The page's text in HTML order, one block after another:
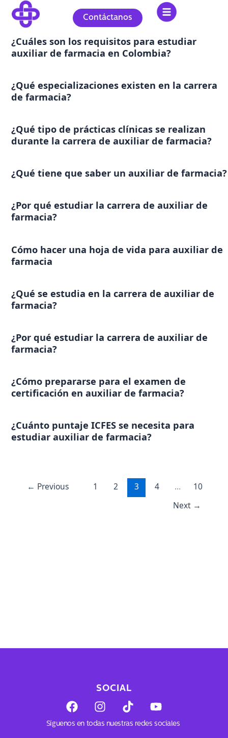
contenido
Contáctanos
¿Cuáles son los requisitos para estudiar
auxiliar de farmacia en Colombia?
¿Qué especializaciones existen en la carrera
de farmacia?
¿Qué tipo de prácticas clínicas se realizan
durante la carrera de auxiliar de farmacia?
¿Qué tiene que saber un auxiliar de farmacia?
¿Por qué estudiar la carrera de auxiliar de
farmacia?
Cómo hacer una hoja de vida para auxiliar de
farmacia
¿Qué se estudia en la carrera de auxiliar de
farmacia?
¿Por qué estudiar la carrera de auxiliar de
farmacia?
¿Cómo prepararse para el examen de
certificación en auxiliar de farmacia?
¿Cuánto puntaje ICFES se necesita para
estudiar auxiliar de farmacia?
← Previous 1 2 3 4 …
10
Next →
SOCIAL
F
a
c
I
n
s
T
i
k
Y
o
u
Síguenos en todas nuestras redes sociales